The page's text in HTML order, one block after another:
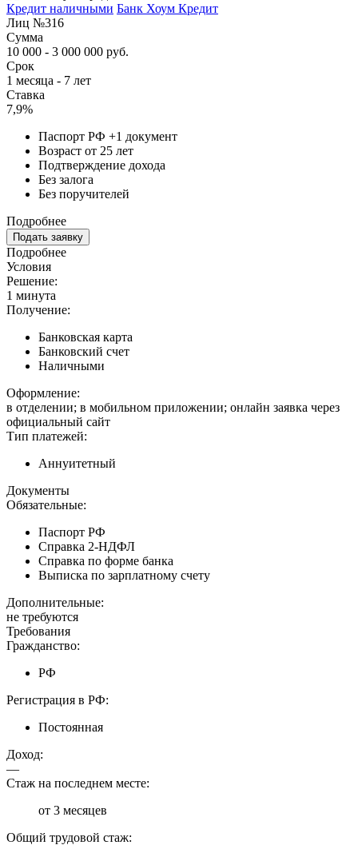
Кредит наличными Банк Хоум Кредит
Лиц №316
Сумма
10 000 - 3 000 000 руб.
Срок
1 месяца - 7 лет
Ставка
7,9%
Паспорт РФ +1 документ
Возраст от 25 лет
Подтверждение дохода
Без залога
Без поручителей
Подробнее
Подать заявку
Подробнее
Условия
Решение:
1 минута
Получение:
Банковская карта
Банковский счет
Наличными
Оформление:
в отделении; в мобильном приложении; онлайн заявка через
официальный сайт
Тип платежей:
Аннуитетный
Документы
Обязательные:
Паспорт РФ
Справка 2-НДФЛ
Справка по форме банка
Выписка по зарплатному счету
Дополнительные:
не требуются
Требования
Гражданство:
РФ
Регистрация в РФ:
Постоянная
Доход:
—
Стаж на последнем месте:
от 3 месяцев
Общий трудовой стаж: